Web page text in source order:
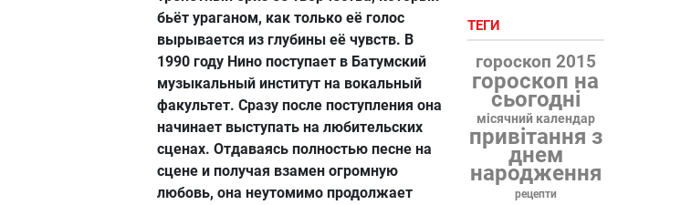
бьёт ураганом, как только её голос
вырывается из глубины её чувств. В
1990 году Нино поступает в Батумский
музыкальный институт на вокальный
факультет. Сразу после поступления она
начинает выступать на любительских
сценах. Отдаваясь полностью песне на
сцене и получая взамен огромную
любовь, она неутомимо продолжает
ТЕГИ
гороскоп 2015
гороскоп на
сьогодні
місячний календар
привітання з
днем
народження
рецепти